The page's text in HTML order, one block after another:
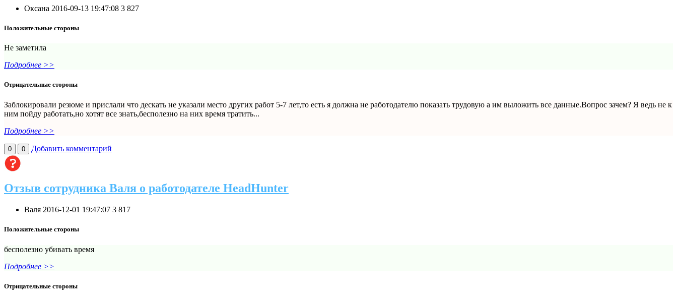
Оксана 2016-09-13 19:47:08 3 827
Положительные стороны
Не заметила
Подробнее >>
Отрицательные стороны
Заблокировали резюме и прислали что дескать не указали место других работ 5-7 лет,то есть я должна не работодателю показать трудовую а им выложить все данные.Вопрос зачем? Я ведь не к
ним пойду работать,но хотят все знать,бесполезно на них время тратить...
Подробнее >>
0 0 Добавить комментарий
Отзыв сотрудника Валя о работодателе HeadHunter
Валя 2016-12-01 19:47:07 3 817
Положительные стороны
бесполезно убивать время
Подробнее >>
Отрицательные стороны